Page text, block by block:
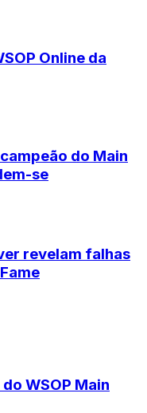
Online da
do Main
se
revelam falhas
WSOP Main